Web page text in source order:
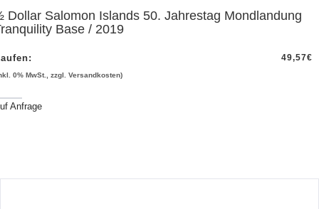
Dollar Salomon Islands 50. Jahrestag Mondlandung
Base / 2019
49,57€
0% MwSt., zzgl. Versandkosten)
Anfrage